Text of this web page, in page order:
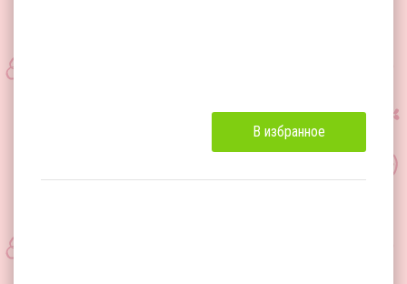
В избранное